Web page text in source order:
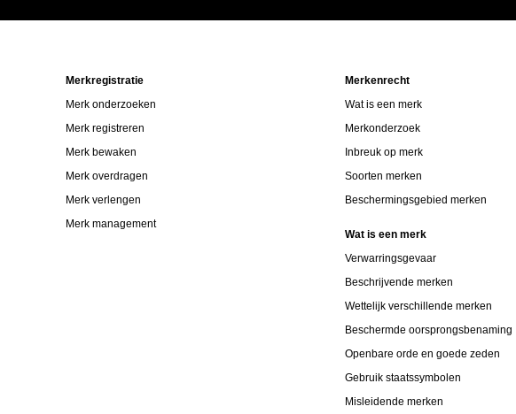
Merkregistratie
Merk onderzoeken
Merk registreren
Merk bewaken
Merk overdragen
Merk verlengen
Merk management
Merkenrecht
Wat is een merk
Merkonderzoek
Inbreuk op merk
Soorten merken
Beschermingsgebied merken
Wat is een merk
Verwarringsgevaar
Beschrijvende merken
Wettelijk verschillende merken
Beschermde oorsprongsbenaming
Openbare orde en goede zeden
Gebruik staatssymbolen
Misleidende merken